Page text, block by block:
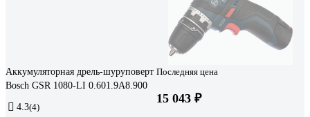
Аккумуляторная дрель-шуруповерт
Bosch GSR 1080-LI 0.601.9A8.900
4.3(4)
Последняя цена
15 043 ₽